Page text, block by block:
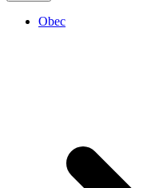
Obec